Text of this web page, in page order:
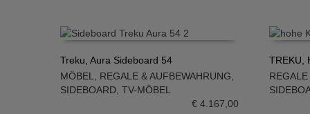
IN DEN WARENKORB
Treku, Aura Sideboard 54
MÖBEL
REGALE & AUFBEWAHRUNG
SIDEBOARD TV-MÖBEL
€4.167,00
IN DEN
TREKU,